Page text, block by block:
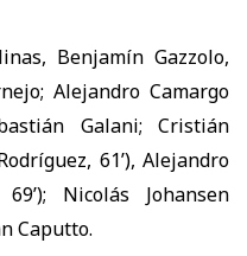
Benjamín Gazzolo,
Alejandro Camargo
Galani; Cristián
61’), Alejandro
Nicolás Johansen
Caputto.